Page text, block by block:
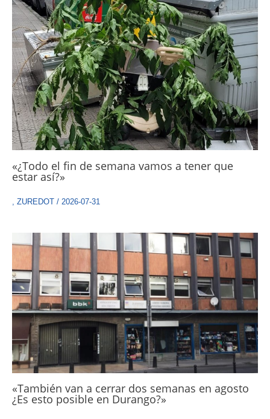
«¿Todo el fin de semana vamos a tener que
estar así?»
, ZUREDOT / 2026-07-31
«También van a cerrar dos semanas en agosto
¿Es esto posible en Durango?»